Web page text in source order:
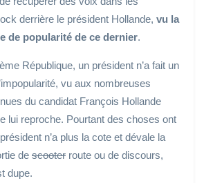
derrière le président Hollande, vu la
de popularité de ce dernier.
République, un président n’a fait un
vu aux nombreuses
du candidat François Hollande
lui reproche. Pourtant des choses ont
n’a plus la cote et dévale la
de scooter route ou de discours,
dupe.